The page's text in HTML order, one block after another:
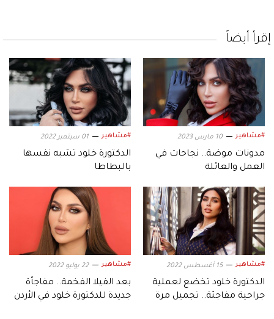
إقرأ أيضاً
#مشاهير 10 مارس 2023
مدونات موضة.. نجاحات في
العمل والعائلة
#مشاهير 01 سبتمبر 2022
الدكتورة خلود تشبه نفسها
بالبطاطا
#مشاهير 15 أغسطس 2022
الدكتورة خلود تخضع لعملية
جراحية مفاجئة.. تجميل مرة
#مشاهير 22 يوليو 2022
بعد الفيلا الفخمة.. مفاجأة
جديدة للدكتورة خلود في الأردن